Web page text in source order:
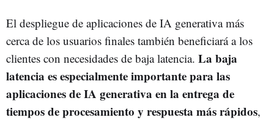
El despliegue de aplicaciones de IA generativa más
cerca de los usuarios finales también beneficiará a los
clientes con necesidades de baja latencia. La baja
latencia es especialmente importante para las
aplicaciones de IA generativa en la entrega de
tiempos de procesamiento y respuesta más rápidos,